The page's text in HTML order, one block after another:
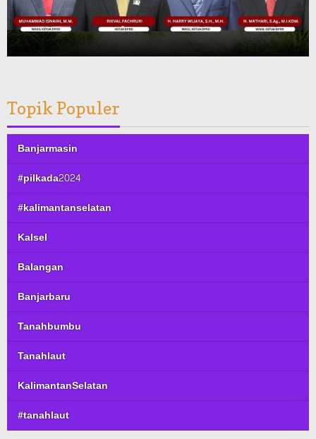
Topik Populer
Banjarmasin
#pilkada2024
#kalimantanselatan
Kalsel
Balangan
Banjarbaru
Tanahbumbu
Tanahlaut
KalimantanSelatan
#tanahlaut